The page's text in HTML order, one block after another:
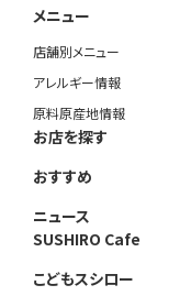
メニュー
店舗別メニュー
アレルギー情報
原料原産地情報
お店を探す
おすすめ
ニュース
SUSHIRO Cafe
こどもスシロー